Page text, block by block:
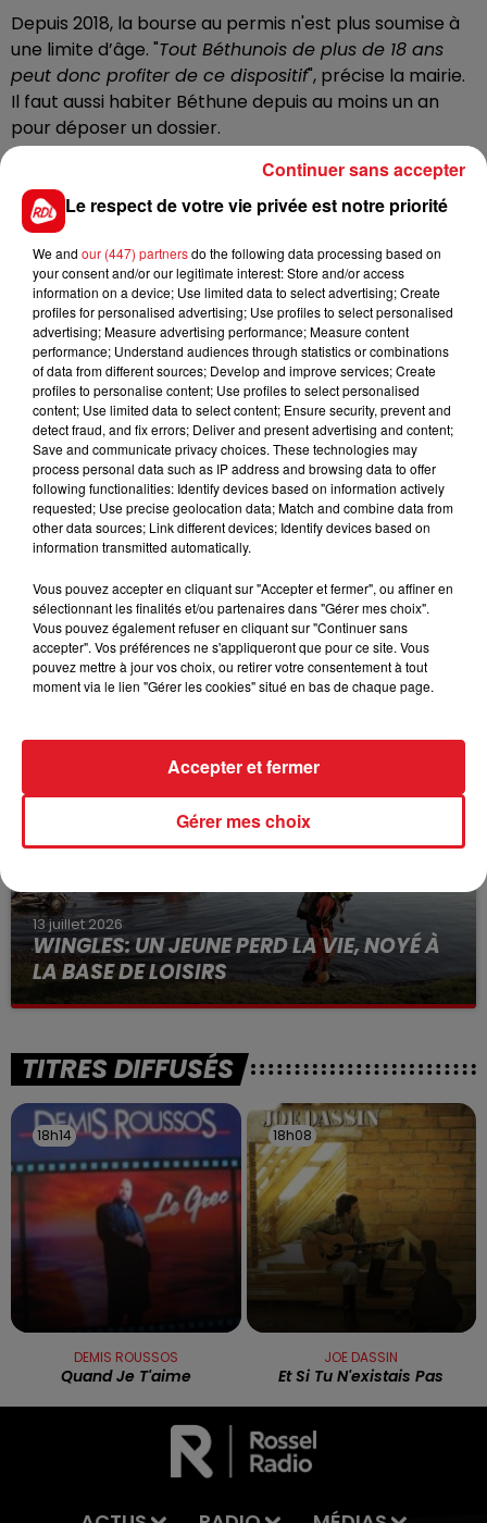
Depuis 2018, la bourse au permis n'est plus soumise à
une limite d’âge. "Tout Béthunois de plus de 18 ans
peut donc profiter de ce dispositif", précise la mairie.
Il faut aussi habiter Béthune depuis au moins un an
pour déposer un dossier.
Les personnes intéressées ontjusqu'au 8 septembre
pour retirer leur dossier au Point Information Jeunesse
de Béthune (Médiathèque Buridan) ou à l'Hôtel de Ville.
En plus des aides mises en place au niveau des
communes,la région Hauts-de-Francemais aussi
département du Pas-de-Calaisproposent des
dispositifs similaires.
FIL D'ACTUS
15 juillet 2026
BÉTHUNE: ENQUÊTE POUR HOMICIDE
VOLONTAIRE EN COURS, APRÈS LA...
13 juillet 2026
WINGLES: UN JEUNE PERD LA VIE, NOYÉ À
LA BASE DE LOISIRS
La victime a coulé à pic
TITRES DIFFUSÉS
18h14
18h14
DEMIS ROUSSOS
Quand Je T'aime
18h08
18h08
JOE DASSIN
Et Si Tu N'existais Pas
Le respect de votre vie privée est notre priorité
We and our (447) partnersdo the following data processing based on
your consent and/or our legitimate interest: Store and/or access
information on a device; Use limited data to select advertising; Create
profiles for personalised advertising; Use profiles to select personalised
advertising; Measure advertising performance; Measure content
performance; Understand audiences through statistics or combinations
of data from different sources; Develop and improve services; Create
profiles to personalise content; Use profiles to select personalised
content; Use limited data to select content; Ensure security, prevent and
detect fraud, and fix errors; Deliver and present advertising and content;
Save and communicate privacy choices. These technologies may
process personal data such as IP address and browsing data to offer
following functionalities: Identify devices based on information actively
requested; Use precise geolocation data; Match and combine data from
other data sources; Link different devices; Identify devices based on
information transmitted automatically.
Vous pouvez accepter en cliquant sur "Accepter et fermer", ou affiner en
sélectionnant les finalités et/ou partenaires dans "Gérer mes choix".
Vous pouvez également refuser en cliquant sur "Continuer sans
accepter". Vos préférences ne s'appliqueront que pour ce site. Vous
pouvez mettre à jour vos choix, ou retirer votre consentement à tout
moment via le lien "Gérer les cookies" situé en bas de chaque page.
Gérer mes choix
Accepter et fermer
Continuer sans accepter